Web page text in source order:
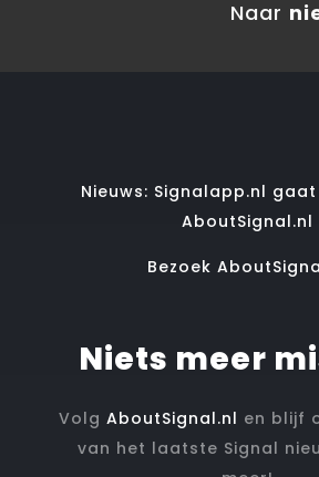
Naar
Nieuws: Signalapp.nl
AboutSignal.nl
Bezoek
Niets meer
VolgAboutSignal.nl en blijf
van het laatste Signal